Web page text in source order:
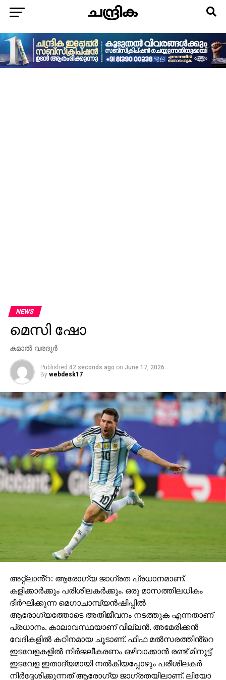
NEWS
മെസി ഷോ
കമാല്‍ വരദൂര്‍
Published 42 seconds ago on June 17, 2026
By webdesk17
അറ്റ്ലാൻ്റ: ആരോഗ്യ ജാഗ്രത പ്രധാനമാണ്.
കളിക്കാർക്കും പരിശീലകർക്കും. ഒരു മാസത്തിലധികം
ദീർഘിക്കുന്ന മെഗാചാമ്പ്യൻഷിപ്പിൽ
ആരോഗ്യത്തോടെ അതിജീവനം നടത്തുക എന്നതാണ്
പ്രധാനം. കാലാവസ്ഥയാണ് വില്ലൻ. അമേരിക്കൻ
വേദികളിൽ കഠിനമായ ചൂടാണ്. ഫിഫ മൽസരത്തിൻ്റെ
ഇടവേളകളിൽ നിർജലീകരണം ഒഴിവാക്കാൻ രണ്ട് മിനുട്ട്
ഇടവേള ഇതാദ്യമായി നൽകിയപ്പോഴും പരീശിലകർ
നിർദ്ദേശിക്കുന്നത് ആരോഗ്യ ജാഗ്രതയിലാണ്. ലിയോ